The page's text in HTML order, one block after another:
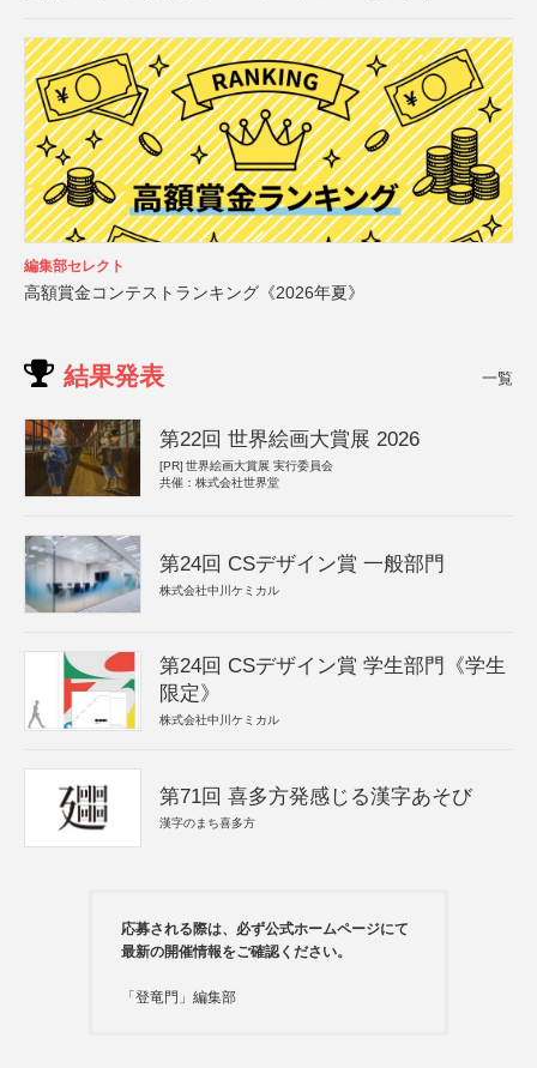
編集部セレクト
高額賞金コンテストランキング《2026年夏》
結果発表 一覧
第22回 世界絵画大賞展 2026
[PR] 世界絵画大賞展 実行委員会
共催：株式会社世界堂
第24回 CSデザイン賞 一般部門
株式会社中川ケミカル
第24回 CSデザイン賞 学生部門《学生
限定》
株式会社中川ケミカル
第71回 喜多方発感じる漢字あそび
漢字のまち喜多方
応募される際は、必ず公式ホームページにて
最新の開催情報をご確認ください。
「登竜門」編集部